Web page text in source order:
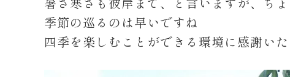
季節の巡るのは早いですね
四季を楽しむことができる環境に感謝い